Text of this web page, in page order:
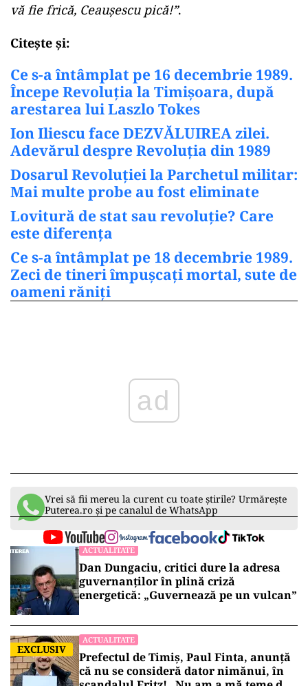
vă fie frică, Ceaușescu pică!”.
Citește și:
Ce s-a întâmplat pe 16 decembrie 1989.
Începe Revoluția la Timișoara, după
arestarea lui Laszlo Tokes
Ion Iliescu face DEZVĂLUIREA zilei.
Adevărul despre Revoluția din 1989
Dosarul Revoluției la Parchetul militar:
Mai multe probe au fost eliminate
Lovitură de stat sau revoluție? Care
este diferența
Ce s-a întâmplat pe 18 decembrie 1989.
Zeci de tineri împușcați mortal, sute de
oameni răniți
ad
Vrei să fii mereu la curent cu toate știrile? Urmărește
Puterea.ro și pe canalul de WhatsApp
ACTUALITATE
Dan Dungaciu, critici dure la adresa
guvernanților în plină criză
energetică: „Guvernează pe un vulcan”
EXCLUSIV
ACTUALITATE
Prefectul de Timiș, Paul Finta, anunță
că nu se consideră dator nimănui, în